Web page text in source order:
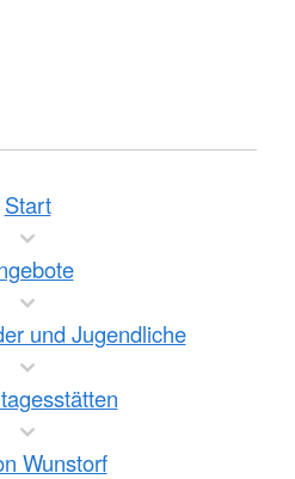
Start
und Jugendliche
Wunstorf